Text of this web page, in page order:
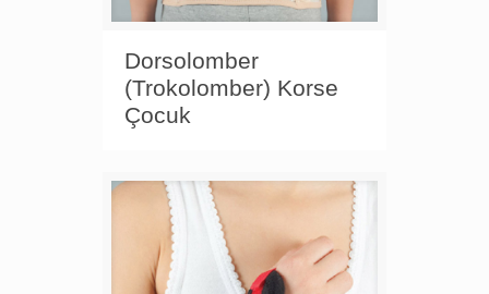
Dorsolomber
(Trokolomber) Korse
Çocuk